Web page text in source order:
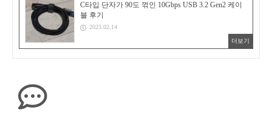
C타입 단자가 90도 꺾인 10Gbps USB 3.2 Gen2 케이
블 후기
2023.02.14
더보기